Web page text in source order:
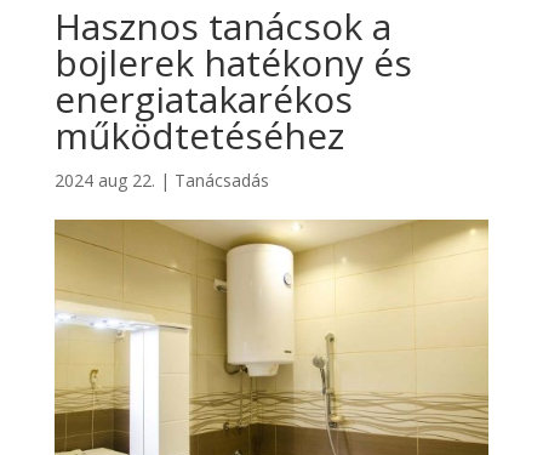
Hasznos tanácsok a
bojlerek hatékony és
energiatakarékos
működtetéséhez
2024 aug 22. | Tanácsadás